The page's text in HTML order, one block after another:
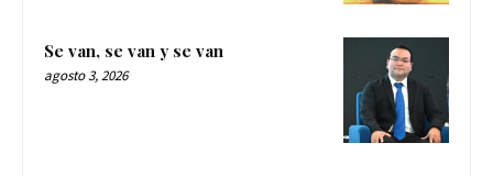
Se van, se van y se van
agosto 3, 2026